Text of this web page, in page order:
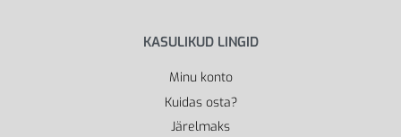
KASULIKUD LINGID
Minu konto
Kuidas osta?
Järelmaks